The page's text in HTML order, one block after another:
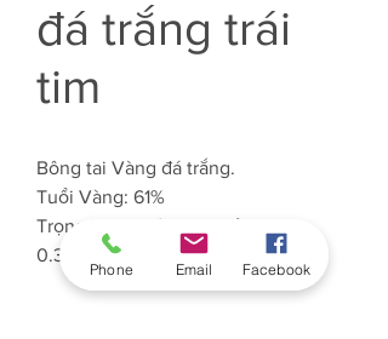
đá trắng trái
tim
Bông tai Vàng đá trắng.
Tuổi Vàng: 61%
Trọng lượng Vàng: Khoảng
0.325 chỉ
Phone Email Facebook